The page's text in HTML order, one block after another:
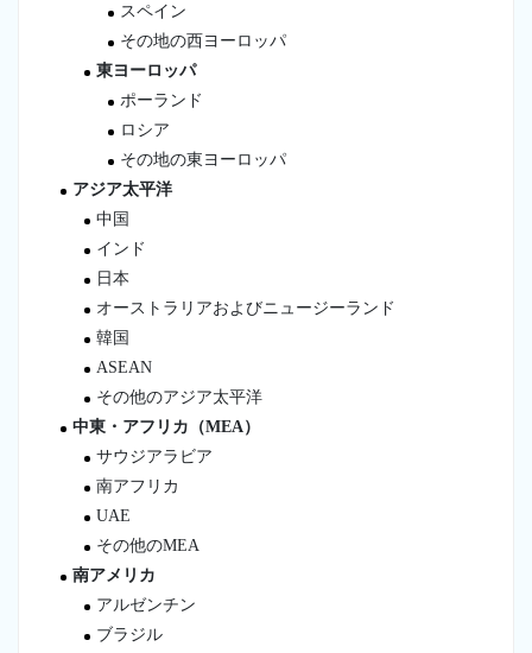
スペイン
その地の西ヨーロッパ
東ヨーロッパ
ポーランド
ロシア
その地の東ヨーロッパ
アジア太平洋
中国
インド
日本
オーストラリアおよびニュージーランド
韓国
ASEAN
その他のアジア太平洋
中東・アフリカ（MEA）
サウジアラビア
南アフリカ
UAE
その他のMEA
南アメリカ
アルゼンチン
ブラジル